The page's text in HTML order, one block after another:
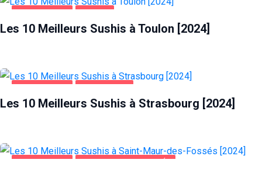
ALIMENTATION TOULON
Les 10 Meilleurs Sushis à Toulon [2024]
ALIMENTATION STRASBOURG
Les 10 Meilleurs Sushis à Strasbourg [2024]
ALIMENTATION SAINT-MAUR-DES-FOSSÉS